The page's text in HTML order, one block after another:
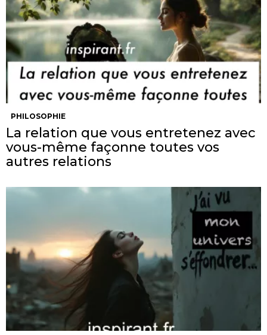
PHILOSOPHIE
La relation que vous entretenez avec
vous-même façonne toutes vos
autres relations